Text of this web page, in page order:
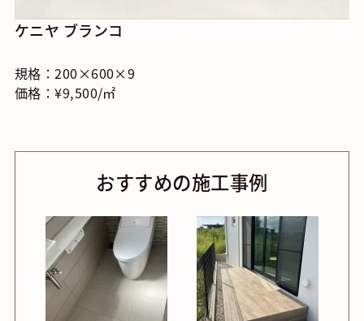
ケニヤ ブランコ
規格：200×600×9
価格：¥9,500/㎡
おすすめの施工事例